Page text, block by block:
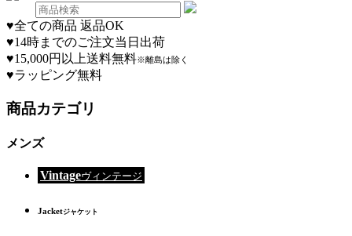
♥全ての商品 返品OK
♥14時までのご注文当日出荷
♥15,000円以上送料無料※離島は除く
♥ラッピング無料
商品カテゴリ
メンズ
Vintageヴィンテージ
Jacketジャケット